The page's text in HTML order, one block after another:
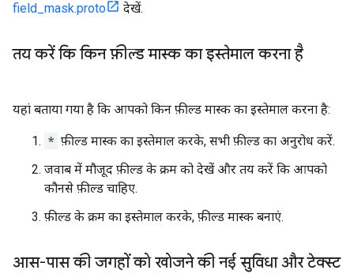
field_mask.proto
देखें.
तय करें कि किन फ़ील्ड मास्क का इस्तेमाल करना है
यहां बताया गया है कि आपको किन फ़ील्ड मास्क का इस्तेमाल करना है:
* फ़ील्ड मास्क का इस्तेमाल करके, सभी फ़ील्ड का अनुरोध करें.
जवाब में मौजूद फ़ील्ड के क्रम को देखें और तय करें कि आपको
कौनसे फ़ील्ड चाहिए.
फ़ील्ड के क्रम का इस्तेमाल करके, फ़ील्ड मास्क बनाएं.
आस-पास की जगहों को खोजने की नई सुविधा और टेक्स्ट